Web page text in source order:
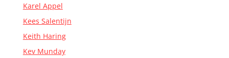
Karel Appel
Kees Salentijn
Keith Haring
Kev Munday